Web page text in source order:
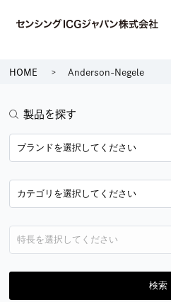
HOME Anderson-Negele
製品を探す